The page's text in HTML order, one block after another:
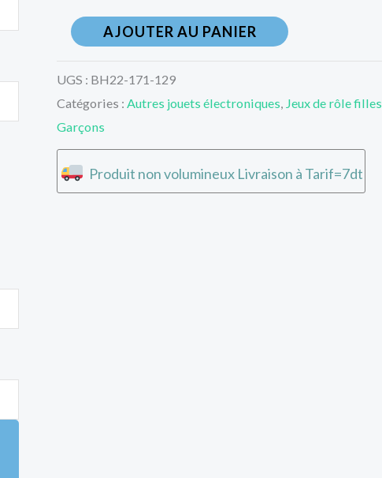
AJOUTER AU PANIER
UGS : BH22-171-129
Catégories : Autres jouets électroniques, Jeux de rôle filles
Garçons
Produit non volumineux Livraison à Tarif=7dt